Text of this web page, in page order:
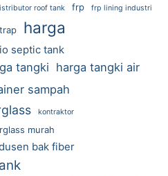
roof tank frp frp lining industri
harga
septic tank
tangki harga tangki air
sampah
kontraktor
murah
bak fiber